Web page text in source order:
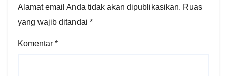
Alamat email Anda tidak akan dipublikasikan. Ruas
yang wajib ditandai *
Komentar *